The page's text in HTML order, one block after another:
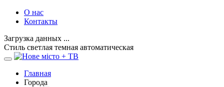
О нас
Контакты
Загрузка данных ...
Стиль светлая темная автоматическая
Главная
Города